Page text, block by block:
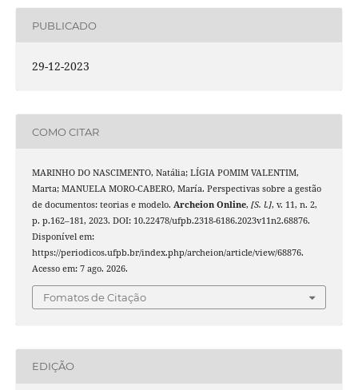
PUBLICADO
29-12-2023
COMO CITAR
MARINHO DO NASCIMENTO, Natália; LÍGIA POMIM VALENTIM,
Marta; MANUELA MORO-CABERO, María. Perspectivas sobre a gestão
de documentos: teorias e modelo. Archeion Online, [S. l.], v. 11, n. 2,
p. p.162–181, 2023. DOI: 10.22478/ufpb.2318-6186.2023v11n2.68876.
Disponível em:
https://periodicos.ufpb.br/index.php/archeion/article/view/68876.
Acesso em: 7 ago. 2026.
Fomatos de Citação
EDIÇÃO